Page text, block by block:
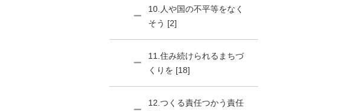
10.人や国の不平等をなく
そう [2]
11.住み続けられるまちづ
くりを [18]
12.つくる責任つかう責任